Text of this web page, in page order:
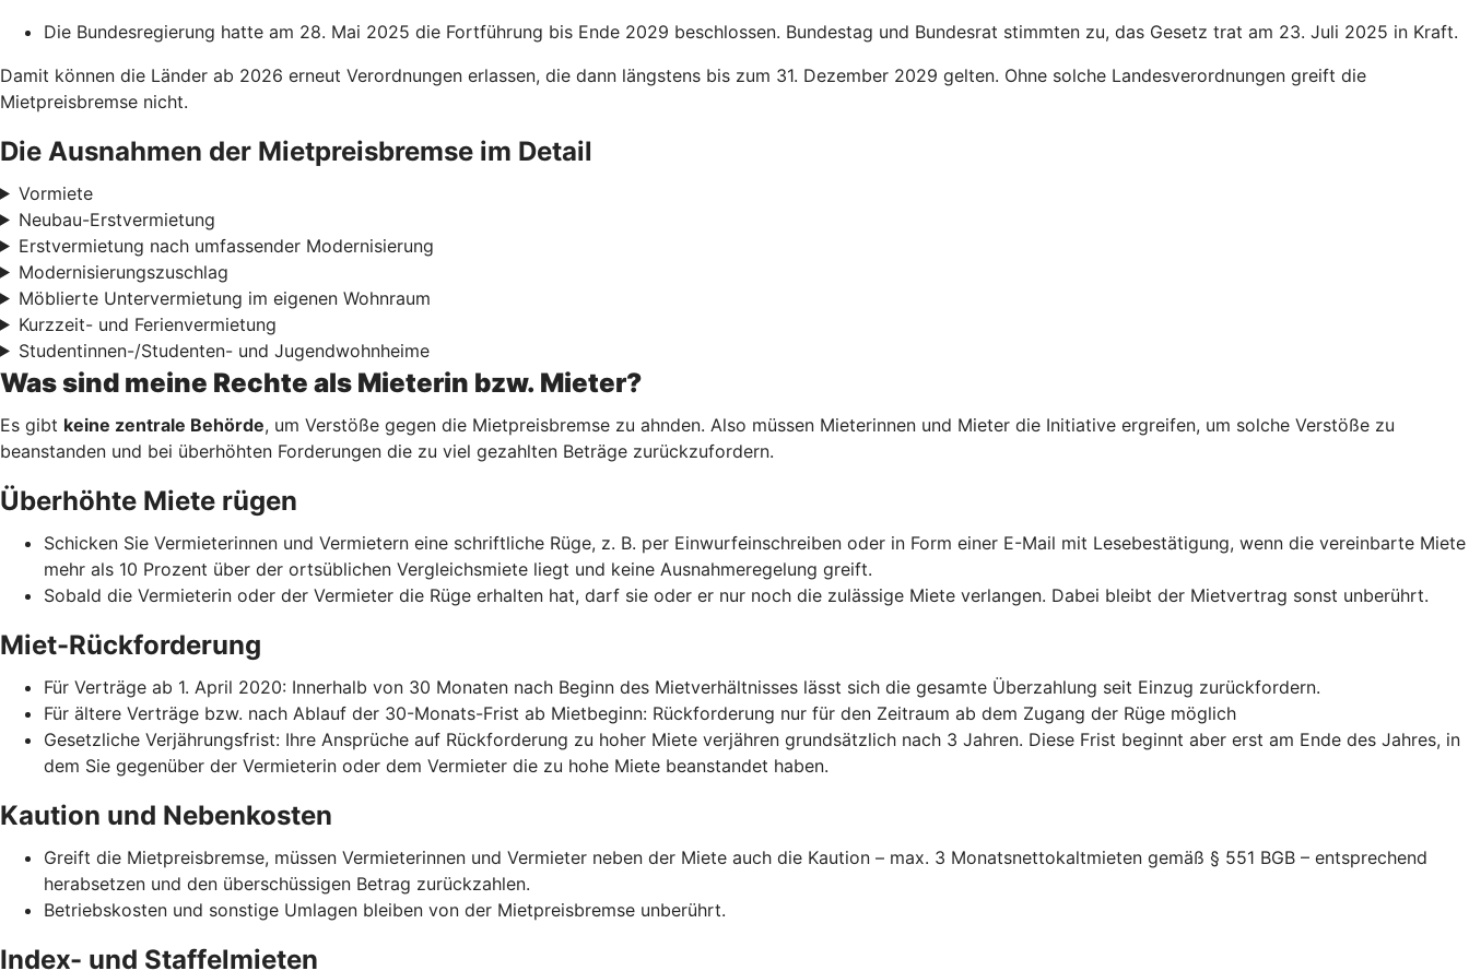
Die Bundesregierung hatte am 28. Mai 2025 die Fortführung bis Ende 2029 beschlossen. Bundestag und Bundesrat stimmten zu, das Gesetz trat am 23. Juli 2025 in Kraft.
Damit können die Länder ab 2026 erneut Verordnungen erlassen, die dann längstens bis zum 31. Dezember 2029 gelten. Ohne solche Landesverordnungen greift die
Mietpreisbremse nicht.
Die Ausnahmen der Mietpreisbremse im Detail
Vormiete
Neubau-Erstvermietung
Erstvermietung nach umfassender Modernisierung
Modernisierungszuschlag
Möblierte Untervermietung im eigenen Wohnraum
Kurzzeit- und Ferienvermietung
Studentinnen-/Studenten- und Jugendwohnheime
Was sind meine Rechte als Mieterin bzw. Mieter?
Es gibt keine zentrale Behörde, um Verstöße gegen die Mietpreisbremse zu ahnden. Also müssen Mieterinnen und Mieter die Initiative ergreifen, um solche Verstöße zu
beanstanden und bei überhöhten Forderungen die zu viel gezahlten Beträge zurückzufordern.
Überhöhte Miete rügen
Schicken Sie Vermieterinnen und Vermietern eine schriftliche Rüge, z. B. per Einwurfeinschreiben oder in Form einer E-Mail mit Lesebestätigung, wenn die vereinbarte Miete
mehr als 10 Prozent über der ortsüblichen Vergleichsmiete liegt und keine Ausnahmeregelung greift.
Sobald die Vermieterin oder der Vermieter die Rüge erhalten hat, darf sie oder er nur noch die zulässige Miete verlangen. Dabei bleibt der Mietvertrag sonst unberührt.
Miet-Rückforderung
Für Verträge ab 1. April 2020: Innerhalb von 30 Monaten nach Beginn des Mietverhältnisses lässt sich die gesamte Überzahlung seit Einzug zurückfordern.
Für ältere Verträge bzw. nach Ablauf der 30-Monats-Frist ab Mietbeginn: Rückforderung nur für den Zeitraum ab dem Zugang der Rüge möglich
Gesetzliche Verjährungsfrist: Ihre Ansprüche auf Rückforderung zu hoher Miete verjähren grundsätzlich nach 3 Jahren. Diese Frist beginnt aber erst am Ende des Jahres, in
dem Sie gegenüber der Vermieterin oder dem Vermieter die zu hohe Miete beanstandet haben.
Kaution und Nebenkosten
Greift die Mietpreisbremse, müssen Vermieterinnen und Vermieter neben der Miete auch die Kaution – max. 3 Monatsnettokaltmieten gemäß § 551 BGB – entsprechend
herabsetzen und den überschüssigen Betrag zurückzahlen.
Betriebskosten und sonstige Umlagen bleiben von der Mietpreisbremse unberührt.
Index- und Staffelmieten